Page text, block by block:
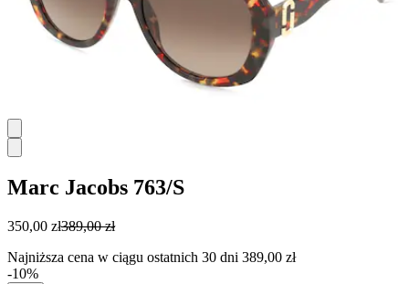
Marc Jacobs 763/S
350,00 zł389,00 zł
Najniższa cena w ciągu ostatnich 30 dni 389,00 zł
-10%